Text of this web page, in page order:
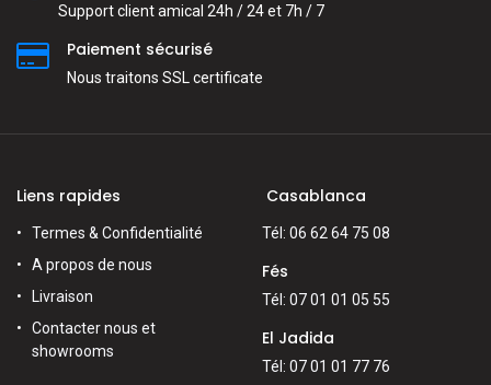
Support client amical 24h / 24 et 7h / 7
Paiement sécurisé
Nous traitons SSL сertificate
Liens rapides
Termes & Confidentialité
A propos de nous
Livraison
Contacter nous et
showrooms
Casablanca
Tél: 06 62 64 75 08
Fés
Tél: 07 01 01 05 55
El Jadida
Tél: 07 01 01 77 76